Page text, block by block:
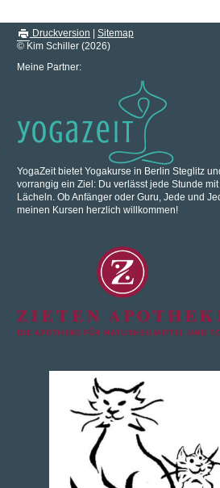
Druckversion
Sitemap
© Kim Schiller (2026)
Meine Partner:
YogaZeit bietet Yogakurse in Berlin Steglitz
vorrangig ein Ziel: Du verlässt jede Stunde
Lächeln. Ob Anfänger oder Guru, Jede und
meinen Kursen herzlich willkommen!